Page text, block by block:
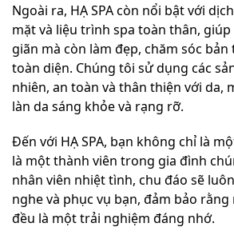
Ngoài ra, HẠ SPA còn nổi bật với
mặt và liệu trình spa toàn thân,
giãn mà còn làm đẹp, chăm sóc
toàn diện. Chúng tôi sử dụng các
nhiên, an toàn và thân thiện với da,
làn da sáng khỏe và rạng rỡ.
Đến với HẠ SPA, bạn không chỉ là
là một thành viên trong gia đình
nhân viên nhiệt tình, chu đáo sẽ
nghe và phục vụ bạn, đảm bảo
đều là một trải nghiệm đáng nhớ.